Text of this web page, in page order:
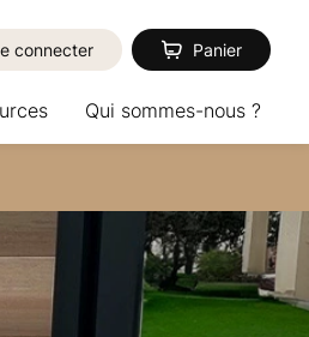
Se connecter Panier
Qui sommes-nous ?